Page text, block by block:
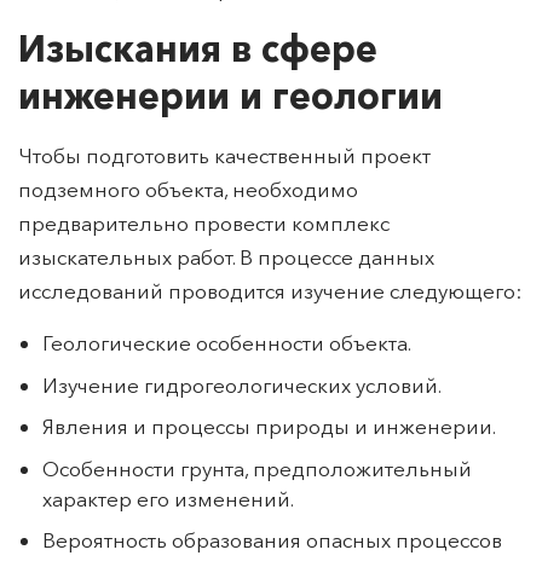
отвечающего всем требованиям по безопасности.
Изыскания в сфере
инженерии и геологии
Чтобы подготовить качественный проект
подземного объекта, необходимо
предварительно провести комплекс
исследований проводится изучение следующего:
Явления и процессы природы и инженерии.
Особенности грунта, предположительный